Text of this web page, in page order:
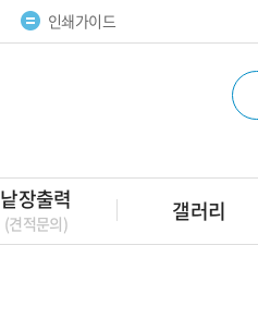
인쇄가이드
낱장출력
(견적문의) 갤러리